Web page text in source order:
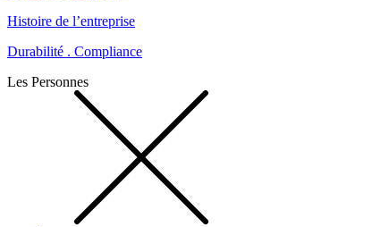
Histoire de l’entreprise
Durabilité . Compliance
Les Personnes